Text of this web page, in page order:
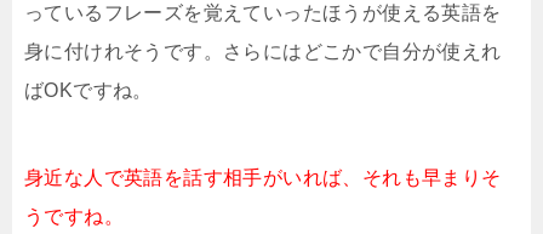
っているフレーズを覚えていったほうが使える英語を
身に付けれそうです。さらにはどこかで自分が使えれ
ばOKですね。
身近な人で英語を話す相手がいれば、それも早まりそ
うですね。